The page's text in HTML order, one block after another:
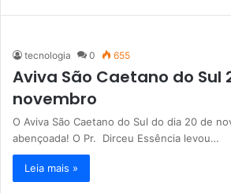
tecnologia 0 655
Aviva São Caetano do Sul
novembro
O Aviva São Caetano do Sul do dia 20 de
abençoada! O Pr. Dirceu Essência levou…
Leia mais »